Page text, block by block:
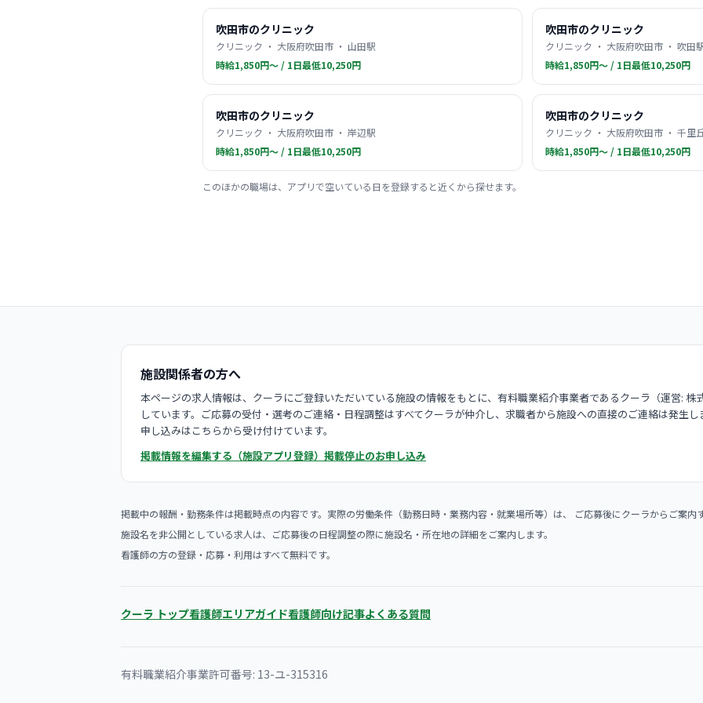
吹田市のクリニック
クリニック ・ 大阪府吹田市 ・ 山田駅
時給1,850円〜 / 1日最低10,250円
吹田市のクリニック
クリニック ・ 大阪府吹田市 ・ 吹田
時給1,850円〜 / 1日最低10,250円
吹田市のクリニック
クリニック ・ 大阪府吹田市 ・ 岸辺駅
時給1,850円〜 / 1日最低10,250円
吹田市のクリニック
クリニック ・ 大阪府吹田市 ・ 千里
時給1,850円〜 / 1日最低10,250円
このほかの職場は、アプリで空いている日を登録すると近くから探せます。
施設関係者の方へ
本ページの求人情報は、クーラにご登録いただいている施設の情報をもとに、有料職業紹介事業者であるクーラ（運営:
しています。ご応募の受付・選考のご連絡・日程調整はすべてクーラが仲介し、求職者から施設への直接のご連絡は発生
申し込みはこちらから受け付けています。
掲載情報を編集する（施設アプリ登録） 掲載停止のお申し込み
掲載中の報酬・勤務条件は掲載時点の内容です。実際の労働条件（勤務日時・業務内容・就業場所等）は、 ご応募後にクーラからご案内
施設名を非公開としている求人は、ご応募後の日程調整の際に施設名・所在地の詳細をご案内します。
看護師の方の登録・応募・利用はすべて無料です。
クーラ トップ看護師エリアガイド看護師向け記事よくある質問
有料職業紹介事業許可番号: 13-ユ-315316